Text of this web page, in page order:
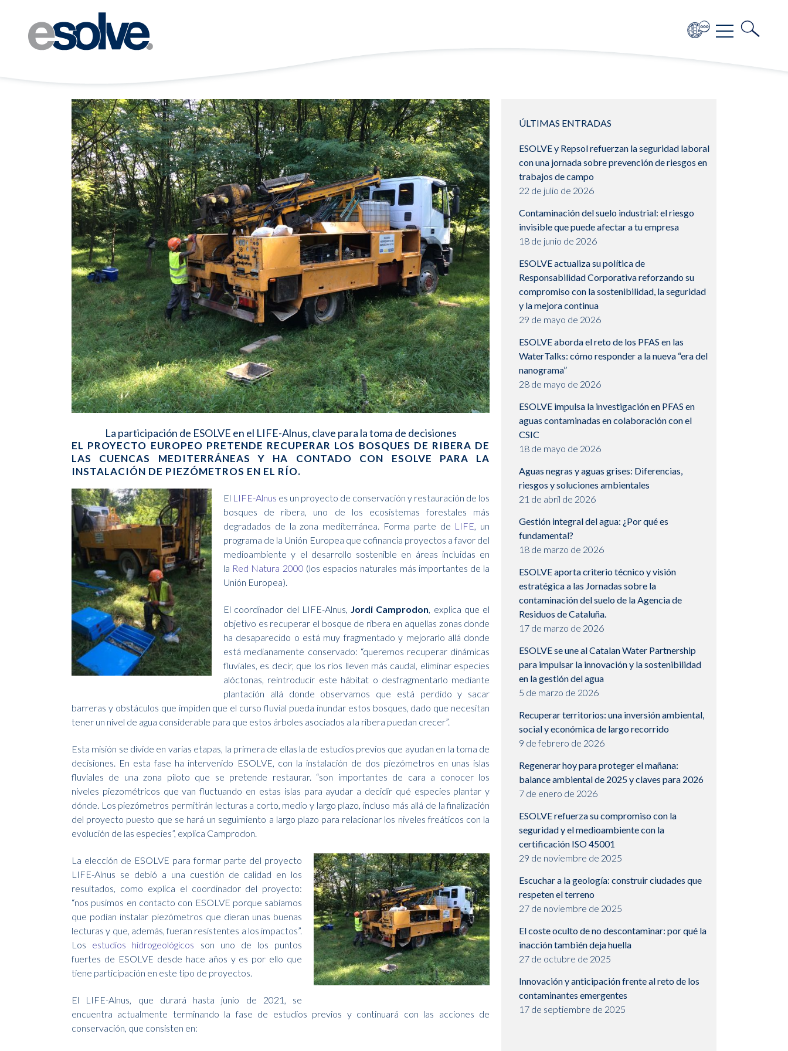
La participación de ESOLVE en el LIFE-Alnus, clave para la toma de decisiones
EL PROYECTO EUROPEO PRETENDE RECUPERAR LOS BOSQUES DE RIBERA DE
LAS CUENCAS MEDITERRÁNEAS Y HA CONTADO CON ESOLVE PARA LA
INSTALACIÓN DE PIEZÓMETROS EN EL RÍO.
El LIFE-Alnus es un proyecto de conservación y restauración de los
bosques de ribera, uno de los ecosistemas forestales más
degradados de la zona mediterránea. Forma parte de LIFE, un
programa de la Unión Europea que cofinancia proyectos a favor del
medioambiente y el desarrollo sostenible en áreas incluidas en
la Red Natura 2000 (los espacios naturales más importantes de la
Unión Europea).
El coordinador del LIFE-Alnus, Jordi Camprodon, explica que el
objetivo es recuperar el bosque de ribera en aquellas zonas donde
ha desaparecido o está muy fragmentado y mejorarlo allá donde
está medianamente conservado: “queremos recuperar dinámicas
fluviales, es decir, que los ríos lleven más caudal, eliminar especies
alóctonas, reintroducir este hábitat o desfragmentarlo mediante
plantación allá donde observamos que está perdido y sacar
barreras y obstáculos que impiden que el curso fluvial pueda inundar estos bosques, dado que necesitan
tener un nivel de agua considerable para que estos árboles asociados a la ribera puedan crecer”.
Esta misión se divide en varias etapas, la primera de ellas la de estudios previos que ayudan en la toma de
decisiones. En esta fase ha intervenido ESOLVE, con la instalación de dos piezómetros en unas islas
fluviales de una zona piloto que se pretende restaurar. “son importantes de cara a conocer los
niveles piezométricos que van fluctuando en estas islas para ayudar a decidir qué especies plantar y
dónde. Los piezómetros permitirán lecturas a corto, medio y largo plazo, incluso más allá de la finalización
del proyecto puesto que se hará un seguimiento a largo plazo para relacionar los niveles freáticos con la
evolución de las especies”, explica Camprodon.
La elección de ESOLVE para formar parte del proyecto
LIFE-Alnus se debió a una cuestión de calidad en los
resultados, como explica el coordinador del proyecto:
“nos pusimos en contacto con ESOLVE porque sabíamos
que podían instalar piezómetros que dieran unas buenas
lecturas y que, además, fueran resistentes a los impactos”.
Los estudios hidrogeológicos son uno de los puntos
fuertes de ESOLVE desde hace años y es por ello que
tiene participación en este tipo de proyectos.
El LIFE-Alnus, que durará hasta junio de 2021, se
encuentra actualmente terminando la fase de estudios previos y continuará con las acciones de
conservación, que consisten en:
ÚLTIMAS ENTRADAS
ESOLVE y Repsol refuerzan la seguridad laboral
con una jornada sobre prevención de riesgos en
trabajos de campo
22 de julio de 2026
Contaminación del suelo industrial: el riesgo
invisible que puede afectar a tu empresa
18 de junio de 2026
ESOLVE actualiza su política de
Responsabilidad Corporativa reforzando su
compromiso con la sostenibilidad, la seguridad
y la mejora continua
29 de mayo de 2026
ESOLVE aborda el reto de los PFAS en las
WaterTalks: cómo responder a la nueva “era del
nanograma”
28 de mayo de 2026
ESOLVE impulsa la investigación en PFAS en
aguas contaminadas en colaboración con el
CSIC
18 de mayo de 2026
Aguas negras y aguas grises: Diferencias,
riesgos y soluciones ambientales
21 de abril de 2026
Gestión integral del agua: ¿Por qué es
fundamental?
18 de marzo de 2026
ESOLVE aporta criterio técnico y visión
estratégica a las Jornadas sobre la
contaminación del suelo de la Agencia de
Residuos de Cataluña.
17 de marzo de 2026
ESOLVE se une al Catalan Water Partnership
para impulsar la innovación y la sostenibilidad
en la gestión del agua
5 de marzo de 2026
Recuperar territorios: una inversión ambiental,
social y económica de largo recorrido
9 de febrero de 2026
Regenerar hoy para proteger el mañana:
balance ambiental de 2025 y claves para 2026
7 de enero de 2026
ESOLVE refuerza su compromiso con la
seguridad y el medioambiente con la
certificación ISO 45001
29 de noviembre de 2025
Escuchar a la geología: construir ciudades que
respeten el terreno
27 de noviembre de 2025
El coste oculto de no descontaminar: por qué la
inacción también deja huella
27 de octubre de 2025
Innovación y anticipación frente al reto de los
contaminantes emergentes
17 de septiembre de 2025